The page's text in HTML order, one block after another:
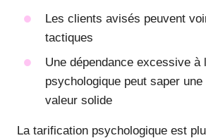
Les clients avisés peuvent
tactiques
Une dépendance excessive à
psychologique peut saper
valeur solide
La tarification psychologique est